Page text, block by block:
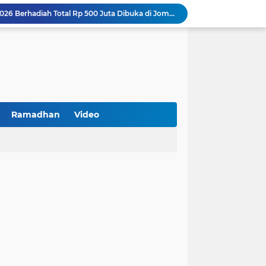
Turnamen PKDI Cup II 2026 Berhadiah Total Rp 500 Juta Dibuka di Jombang, Ketua PKDI Jatim Syaifullah Mahdi: Ajang Silaturrahmi dan Media Komunikasi Antar-Kades untuk Memajukan Desa
Kemerdekaan
Kawal Perencanaan Pembangunan Tepat Sasaran, Polsek Tlanakan Hadiri Musrenbangdes Desa Bandaran
Ramadhan Video